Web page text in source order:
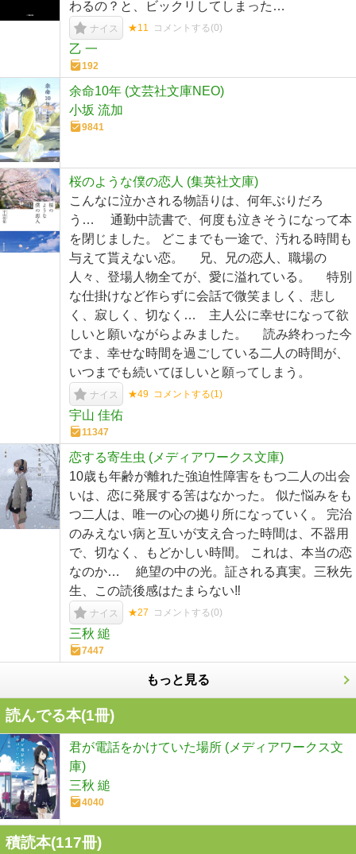
わるの？と、ビックリしてしまった…
ナイス ★11 コメントする(0)
乙 一
192
余命10年 (文芸社文庫NEO)
小坂 流加
9841
桜のような僕の恋人 (集英社文庫)
こんなに泣かされる物語りは、何年ぶりだろ
う… 通勤中読書で、何度も泣きそうになって本
を閉じました。 どこまでも一途で、汚れる時間も
与えて貰えない恋。 兄、兄の恋人、職場の
人々、登場人物全てが、愛に溢れている。 特別
な仕掛けなど作らずに会話で微笑ましく、悲し
く、寂しく、切なく… 主人公に幸せになって欲
しいと願いながらよみました。 読み終わった今
でま、幸せな時間を過ごしている二人の時間が、
いつまでも続いてほしいと願ってしまう。
ナイス ★49 コメントする(1)
宇山 佳佑
11347
恋する寄生虫 (メディアワークス文庫)
10歳も年齢が離れた強迫性障害をもつ二人の出会
いは、恋に発展する筈はなかった。 似た悩みをも
つ二人は、唯一の心の拠り所になっていく。 完治
のみえない病と互いが支え合った時間は、不器用
で、切なく、もどかしい時間。 これは、本当の恋
なのか… 絶望の中の光。証される真実。三秋先
生、この読後感はたまらない‼
ナイス ★27 コメントする(0)
三秋 縋
7447
もっと見る
読んでる本(1冊)
君が電話をかけていた場所 (メディアワークス文
庫)
三秋 縋
4040
積読本(117冊)